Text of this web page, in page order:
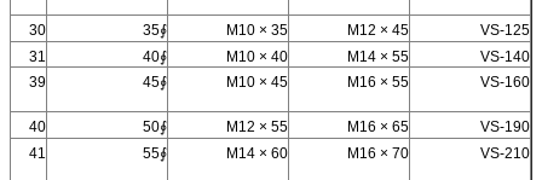
VS-125
M12 × 45
M10 × 35
∮35
30
VS-140
M14 × 55
M10 × 40
∮40
31
VS-160
M16 × 55
M10 × 45
∮45
39
VS-190
M16 × 65
M12 × 55
∮50
40
VS-210
M16 × 70
M14 × 60
∮55
41